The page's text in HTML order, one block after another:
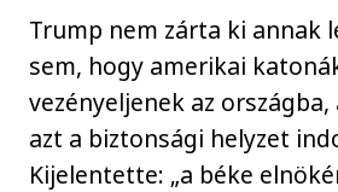
Trump nem zárta ki annak
sem, hogy amerikai
vezényeljenek az
azt a biztonsági helyzet
Kijelentette: „a béke